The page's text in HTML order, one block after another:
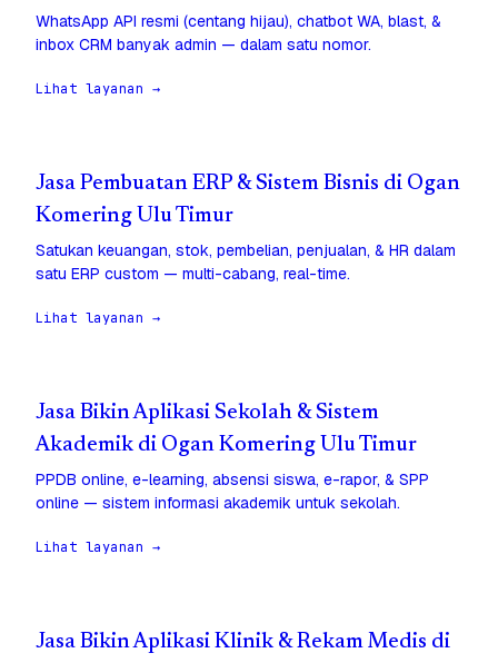
WhatsApp API resmi (centang hijau), chatbot WA, blast, &
inbox CRM banyak admin — dalam satu nomor.
Lihat layanan →
Jasa Pembuatan ERP & Sistem Bisnis di Ogan
Komering Ulu Timur
Satukan keuangan, stok, pembelian, penjualan, & HR dalam
satu ERP custom — multi-cabang, real-time.
Lihat layanan →
Jasa Bikin Aplikasi Sekolah & Sistem
Akademik di Ogan Komering Ulu Timur
PPDB online, e-learning, absensi siswa, e-rapor, & SPP
online — sistem informasi akademik untuk sekolah.
Lihat layanan →
Jasa Bikin Aplikasi Klinik & Rekam Medis di